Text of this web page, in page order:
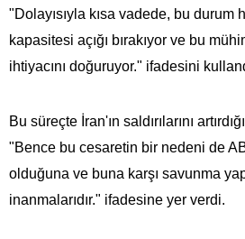
"Dolayısıyla kısa vadede, bu durum
kapasitesi açığı bırakıyor ve bu
ihtiyacını doğuruyor." ifadesini
Bu süreçte İran'ın saldırılarını
"Bence bu cesaretin bir nedeni de
olduğuna ve buna karşı savunma
inanmalarıdır." ifadesine yer verdi.